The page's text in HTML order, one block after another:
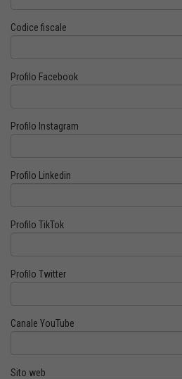
Codice fiscale
Profilo Facebook
Profilo Instagram
Profilo Linkedin
Profilo TikTok
Profilo Twitter
Canale YouTube
Sito web